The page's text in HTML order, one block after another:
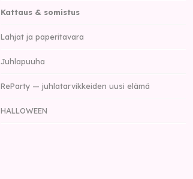
Kattaus & somistus
Lahjat ja paperitavara
Juhlapuuha
ReParty — juhlatarvikkeiden uusi elämä
HALLOWEEN